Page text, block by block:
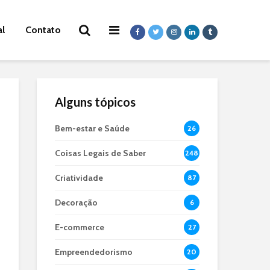
Contato
Alguns tópicos
Bem-estar e Saúde 26
Coisas Legais de Saber 248
Criatividade 87
Decoração 6
E-commerce 27
Empreendedorismo 20